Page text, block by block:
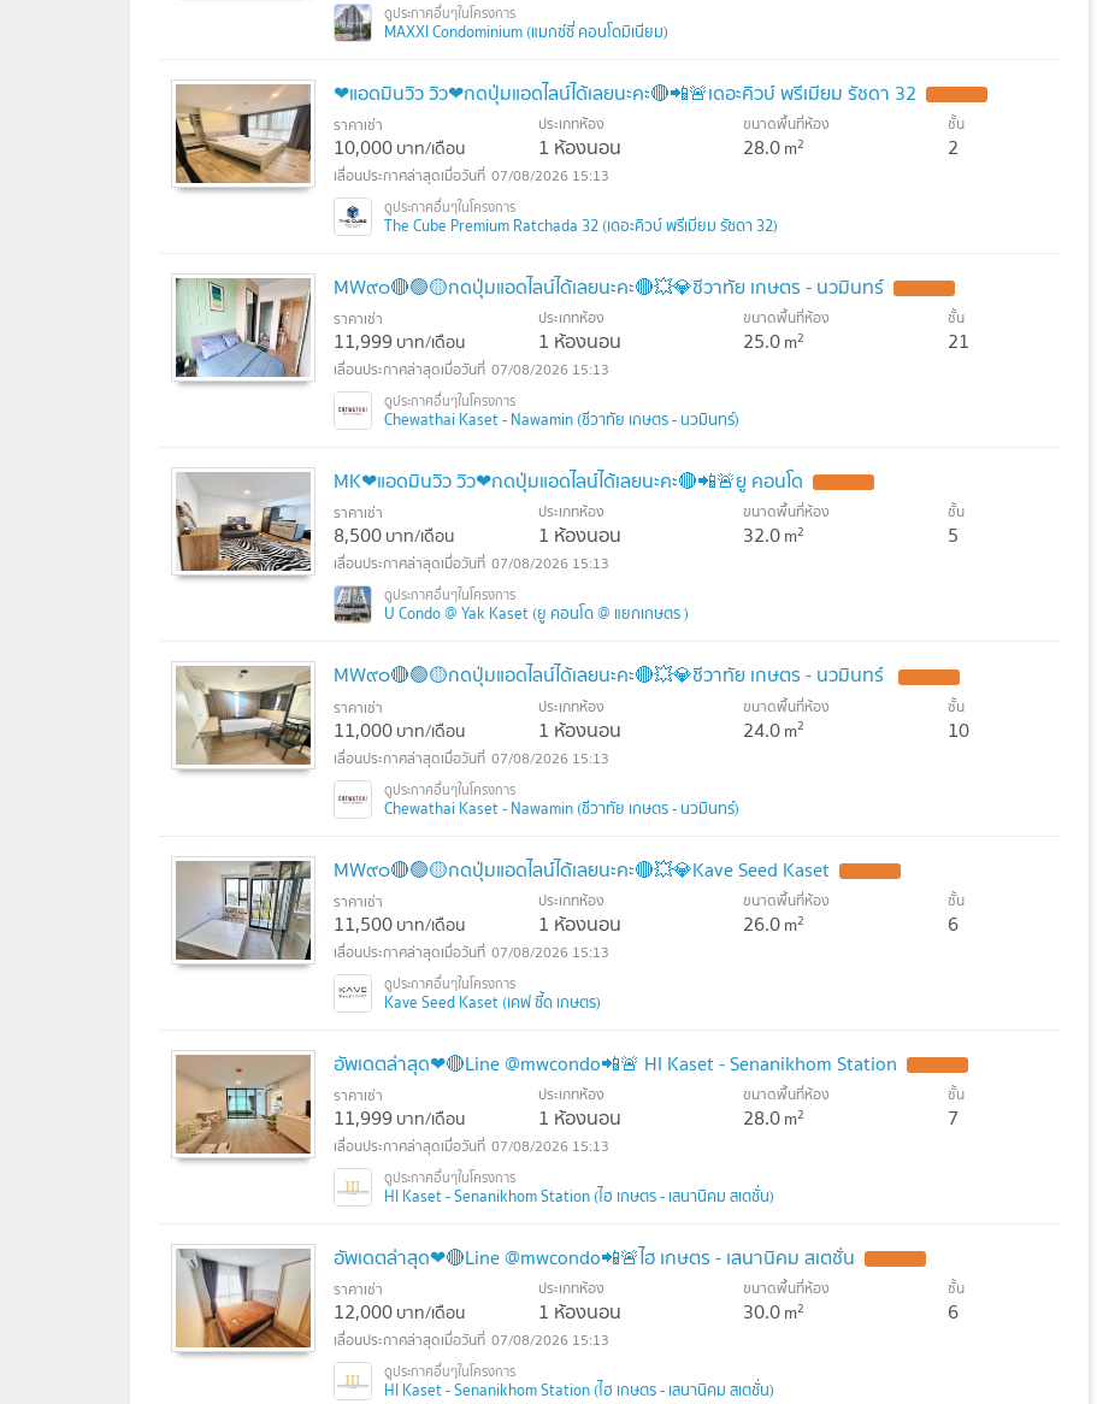
MAXXI Condominium (แมกซ์ซี่ คอนโดมิเนียม)
❤แอดมินวิว วิว❤กดปุ่มแอดไลน์ได้เลยนะคะ🔴📲🚨เดอะคิวบ์ พรีเมียม รัชดา 32
ราคาเช่า
10,000บาท/เดือน
ประเภทห้อง
1 ห้องนอน
ขนาดพื้นที่ห้อง
28.0m2
ชั้น
2
07/08/2026 15:13
The Cube Premium Ratchada 32 (เดอะคิวบ์ พรีเมียม รัชดา 32)
MW๙๐🔴🟢🟡กดปุ่มแอดไลน์ได้เลยนะคะ🔴💥💎ชีวาทัย เกษตร - นวมินทร์
ราคาเช่า
11,999บาท/เดือน
ประเภทห้อง
1 ห้องนอน
ขนาดพื้นที่ห้อง
25.0m2
ชั้น
21
07/08/2026 15:13
Chewathai Kaset - Nawamin (ชีวาทัย เกษตร - นวมินทร์)
MK❤แอดมินวิว วิว❤กดปุ่มแอดไลน์ได้เลยนะคะ🔴📲🚨ยู คอนโด
ราคาเช่า
8,500บาท/เดือน
ประเภทห้อง
1 ห้องนอน
ขนาดพื้นที่ห้อง
32.0m2
ชั้น
5
07/08/2026 15:13
U Condo @ Yak Kaset (ยู คอนโด @ แยกเกษตร )
MW๙๐🔴🟢🟡กดปุ่มแอดไลน์ได้เลยนะคะ🔴💥💎ชีวาทัย เกษตร - นวมินทร์
ราคาเช่า
11,000บาท/เดือน
ประเภทห้อง
1 ห้องนอน
ขนาดพื้นที่ห้อง
24.0m2
ชั้น
10
07/08/2026 15:13
Chewathai Kaset - Nawamin (ชีวาทัย เกษตร - นวมินทร์)
MW๙๐🔴🟢🟡กดปุ่มแอดไลน์ได้เลยนะคะ🔴💥💎Kave Seed Kaset
ราคาเช่า
11,500บาท/เดือน
ประเภทห้อง
1 ห้องนอน
ขนาดพื้นที่ห้อง
26.0m2
ชั้น
6
07/08/2026 15:13
Kave Seed Kaset (เคฟ ซี้ด เกษตร)
อัพเดตล่าสุด❤🔴Line @mwcondo📲🚨 HI Kaset - Senanikhom Station
ราคาเช่า
11,999บาท/เดือน
ประเภทห้อง
1 ห้องนอน
ขนาดพื้นที่ห้อง
28.0m2
ชั้น
7
07/08/2026 15:13
HI Kaset - Senanikhom Station (ไฮ เกษตร - เสนานิคม สเตชั่น)
อัพเดตล่าสุด❤🔴Line @mwcondo📲🚨ไฮ เกษตร - เสนานิคม สเตชั่น
ราคาเช่า
12,000บาท/เดือน
ประเภทห้อง
1 ห้องนอน
ขนาดพื้นที่ห้อง
30.0m2
ชั้น
6
07/08/2026 15:13
HI Kaset - Senanikhom Station (ไฮ เกษตร - เสนานิคม สเตชั่น)